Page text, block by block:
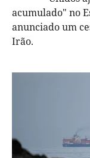
acumulado" no
anunciado um
Irão.